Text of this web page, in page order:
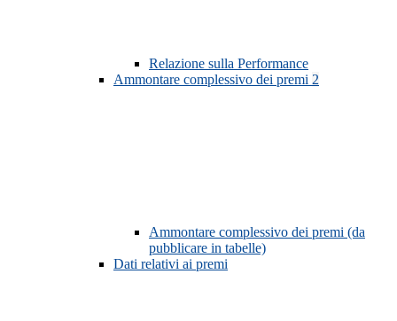
Relazione sulla Performance
Ammontare complessivo dei premi 2
Ammontare complessivo dei premi (da
pubblicare in tabelle)
Dati relativi ai premi